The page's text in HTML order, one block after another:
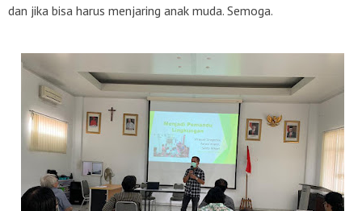
dan jika bisa harus menjaring anak muda. Semoga.